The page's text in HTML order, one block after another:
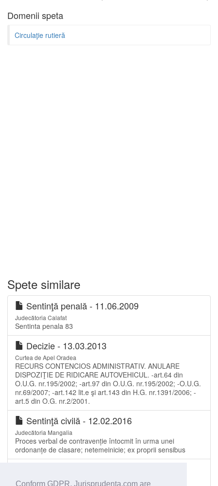
Conform GDPR, Jurisprudenta.com are
Domenii speta
Circulaţie rutieră
Spete similare
Sentinţă penală - 11.06.2009
Judecătoria Calafat
Sentinta penala 83
Decizie - 13.03.2013
Curtea de Apel Oradea
RECURS CONTENCIOS ADMINISTRATIV. ANULARE
DISPOZIŢIE DE RIDICARE AUTOVEHICUL. -art.64 din
O.U.G. nr.195/2002; -art.97 din O.U.G. nr.195/2002; -O.U.G.
nr.69/2007; -art.142 lit.e şi art.143 din H.G. nr.1391/2006; -
art.5 din O.G. nr.2/2001.
Sentinţă civilă - 12.02.2016
Judecătoria Mangalia
Proces verbal de contravenție întocmit în urma unei
ordonanțe de clasare; netemeinicie; ex proprii sensibus
Judecătoria Moinești